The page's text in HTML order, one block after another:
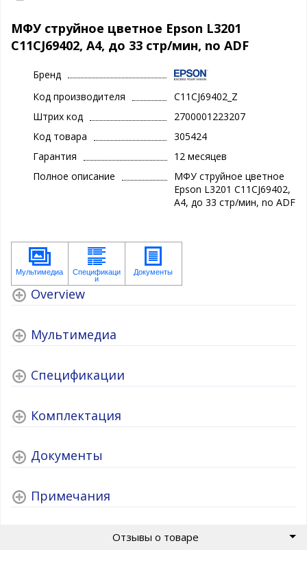
МФУ струйное цветное Epson L3201
C11CJ69402, А4, до 33 стр/мин, no ADF
Бренд
Код производителя
C11CJ69402_Z
Штрих код
2700001223207
Код товара
305424
Гарантия
12 месяцев
Полное описание
МФУ струйное цветное
Epson L3201 C11CJ69402,
А4, до 33 стр/мин, no ADF
Overview
Мультимедиа
Спецификации
Комплектация
Документы
Примечания
Отзывы о товаре